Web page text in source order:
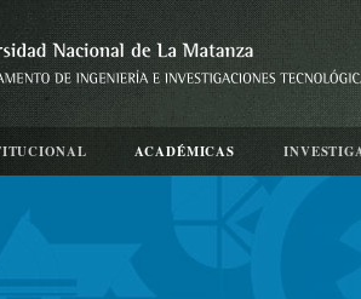
ACADÉMICAS